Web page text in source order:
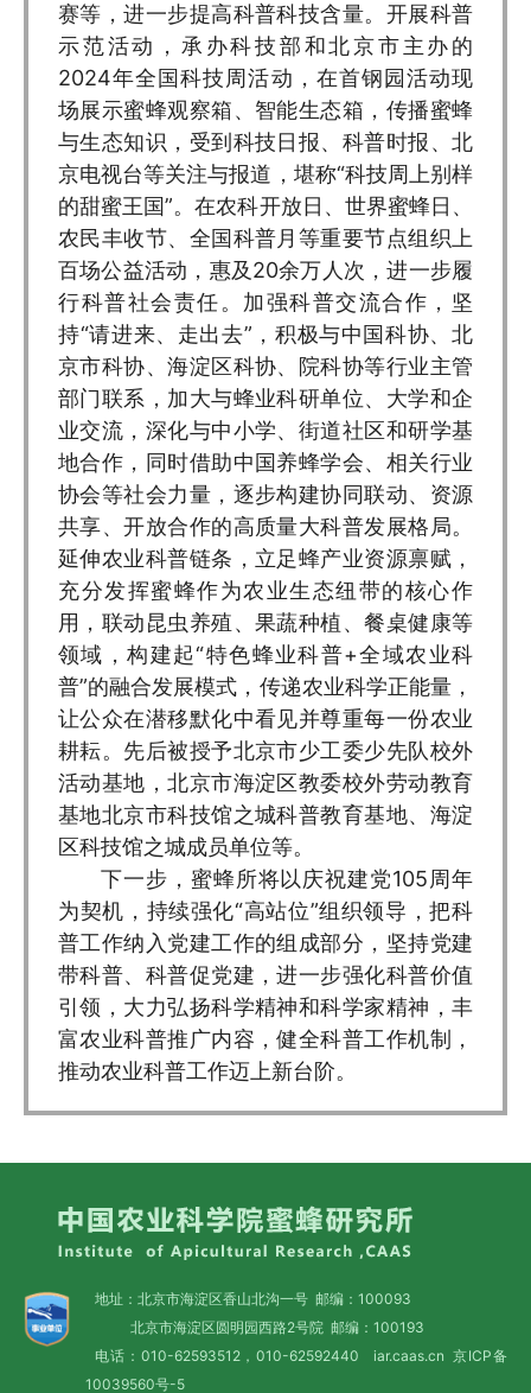
赛等，进一步提高科普科技含量。开展科普
示范活动，承办科技部和北京市主办的
2024年全国科技周活动，在首钢园活动现
场展示蜜蜂观察箱、智能生态箱，传播蜜蜂
与生态知识，受到科技日报、科普时报、北
京电视台等关注与报道，堪称“科技周上别样
的甜蜜王国”。在农科开放日、世界蜜蜂日、
农民丰收节、全国科普月等重要节点组织上
百场公益活动，惠及20余万人次，进一步履
行科普社会责任。加强科普交流合作，坚
持“请进来、走出去”，积极与中国科协、北
京市科协、海淀区科协、院科协等行业主管
部门联系，加大与蜂业科研单位、大学和企
业交流，深化与中小学、街道社区和研学基
地合作，同时借助中国养蜂学会、相关行业
协会等社会力量，逐步构建协同联动、资源
共享、开放合作的高质量大科普发展格局。
延伸农业科普链条，立足蜂产业资源禀赋，
充分发挥蜜蜂作为农业生态纽带的核心作
用，联动昆虫养殖、果蔬种植、餐桌健康等
领域，构建起“特色蜂业科普+全域农业科
普”的融合发展模式，传递农业科学正能量，
让公众在潜移默化中看见并尊重每一份农业
耕耘。先后被授予北京市少工委少先队校外
活动基地，北京市海淀区教委校外劳动教育
基地北京市科技馆之城科普教育基地、海淀
区科技馆之城成员单位等。
下一步，蜜蜂所将以庆祝建党105周年
为契机，持续强化“高站位”组织领导，把科
普工作纳入党建工作的组成部分，坚持党建
带科普、科普促党建，进一步强化科普价值
引领，大力弘扬科学精神和科学家精神，丰
富农业科普推广内容，健全科普工作机制，
推动农业科普工作迈上新台阶。
地址：北京市海淀区香山北沟一号 邮编：100093
北京市海淀区圆明园西路2号院 邮编：100193
电话：010-62593512，010-62592440 iar.caas.cn 京ICP备
10039560号-5